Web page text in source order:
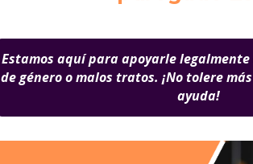
Estamos aquí para apoyarle
de género omalos tratos. ¡No tolere
ayuda!